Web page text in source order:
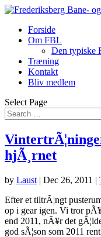
Forside
Om FBL
Den typiske
Træning
Kontakt
Bliv medlem
Select Page
hjÃ¸rnet
by Laust | Dec 26, 2011 |
Efter et tiltrÃ¦ngt
op i gear igen. Vi tror
end 2011, nÃ¥r det
god sÃ¦son som 2011